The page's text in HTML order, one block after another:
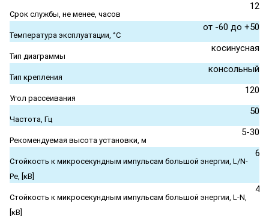
Срок службы, не менее, часов
12
Температура эксплуатации, °С
от -60 до +50
Тип диаграммы
косинусная
Тип крепления
консольный
Угол рассеивания
120
Частота, Гц
50
Рекомендуемая высота установки, м
5-30
Стойкость к микросекундным импульсам большой энергии, L/N-
Pe, [кВ]
6
Стойкость к микросекундным импульсам большой энергии, L-N,
[кВ]
4